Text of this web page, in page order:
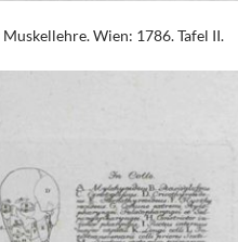
Wien: 1786. Tafel II.